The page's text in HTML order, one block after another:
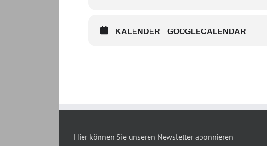
KALENDER GOOGLECALENDAR
Hier können Sie unseren Newsletter abonnieren